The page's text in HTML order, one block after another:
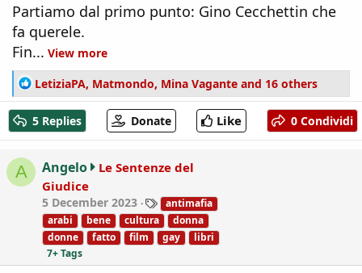
Partiamo dal primo punto: Gino Cecchettin che
fa querele.
Fin... View more
R
e
a
c
t
o
LetiziaPA, Matmondo, Mina Vagante and 16 others
5 Replies Donate Like 0 Condividi
A Angelo
Le Sentenze del
Giudice
5 December 2023
T
a
g
s
antimafia
arabi
bene cultura
donna
donne
fatto film gay
libri
7+ Tags